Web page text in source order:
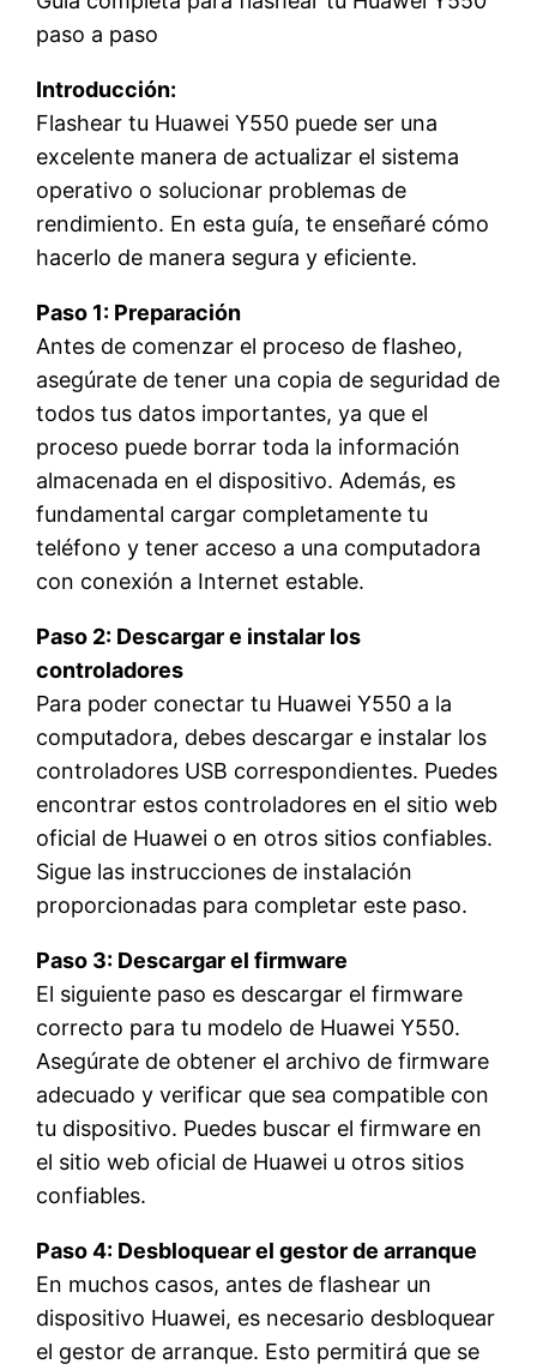
paso a paso
Introducción:
Flashear tu Huawei Y550 puede ser una
excelente manera de actualizar el sistema
operativo o solucionar problemas de
rendimiento. En esta guía, te enseñaré cómo
hacerlo de manera segura y eficiente.
Paso 1: Preparación
Antes de comenzar el proceso de flasheo,
asegúrate de tener una copia de seguridad de
todos tus datos importantes, ya que el
proceso puede borrar toda la información
almacenada en el dispositivo. Además, es
fundamental cargar completamente tu
teléfono y tener acceso a una computadora
con conexión a Internet estable.
Paso 2: Descargar e instalar los
controladores
Para poder conectar tu Huawei Y550 a la
computadora, debes descargar e instalar los
controladores USB correspondientes. Puedes
encontrar estos controladores en el sitio web
oficial de Huawei o en otros sitios confiables.
Sigue las instrucciones de instalación
proporcionadas para completar este paso.
Paso 3: Descargar el firmware
El siguiente paso es descargar el firmware
correcto para tu modelo de Huawei Y550.
Asegúrate de obtener el archivo de firmware
adecuado y verificar que sea compatible con
tu dispositivo. Puedes buscar el firmware en
el sitio web oficial de Huawei u otros sitios
confiables.
Paso 4: Desbloquear el gestor de arranque
En muchos casos, antes de flashear un
dispositivo Huawei, es necesario desbloquear
el gestor de arranque. Esto permitirá que se